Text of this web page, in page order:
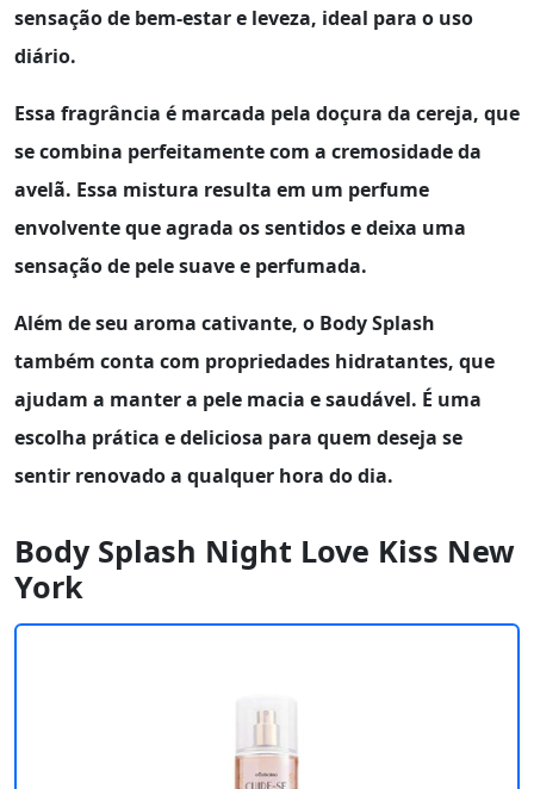
sensação de bem-estar e leveza, ideal para o uso
diário.
Essa fragrância é marcada pela doçura da cereja, que
se combina perfeitamente com a cremosidade da
avelã. Essa mistura resulta em um perfume
envolvente que agrada os sentidos e deixa uma
sensação de pele suave e perfumada.
Além de seu aroma cativante, o Body Splash
também conta com propriedades hidratantes, que
ajudam a manter a pele macia e saudável. É uma
escolha prática e deliciosa para quem deseja se
sentir renovado a qualquer hora do dia.
Body Splash Night Love Kiss New
York